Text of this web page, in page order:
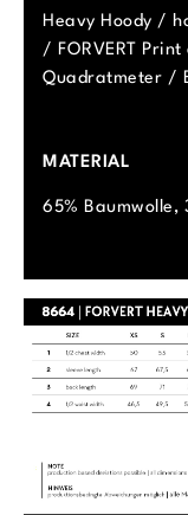
Heavy Hoody /
/ FORVERT
Quadratmeter /
MATERIAL
65% Baumwolle,